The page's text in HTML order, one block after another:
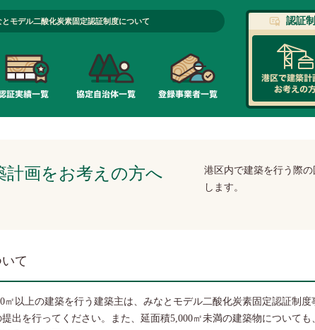
とモデル二酸化炭素固定認証制度について 認証
計画をお考えの方へ
港区内で建築を行う際
します。
て
㎡以上の建築を行う建築主は、みなとモデル二酸化炭素固定認証制
出を行ってください。また、延面積5,000㎡未満の建築物についても